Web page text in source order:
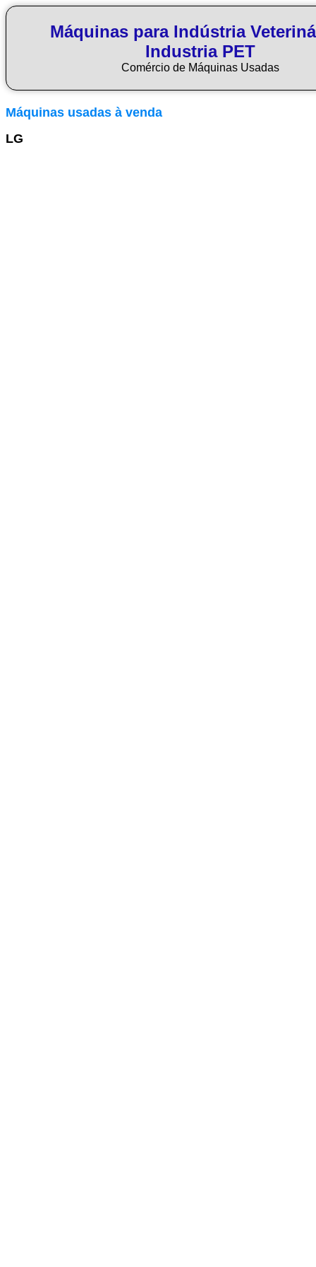
Máquinas para Indústria
Industria PET
Comércio de Máquinas Usadas
Máquinas usadas à venda
LG